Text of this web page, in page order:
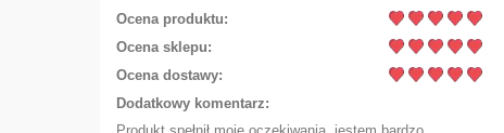
Ocena produktu:
Ocena sklepu:
Ocena dostawy:
Dodatkowy komentarz: